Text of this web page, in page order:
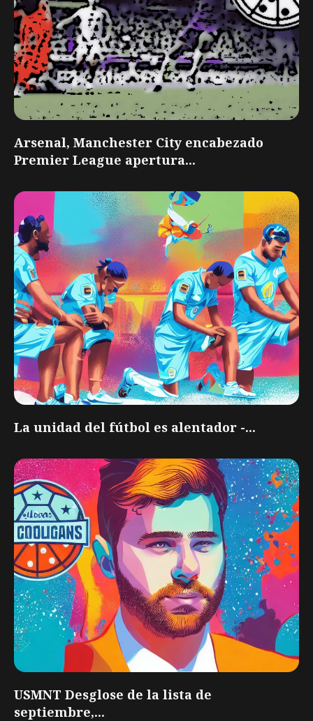
Arsenal, Manchester City encabezado
Premier League apertura...
La unidad del fútbol es alentador -...
USMNT Desglose de la lista de
septiembre,...